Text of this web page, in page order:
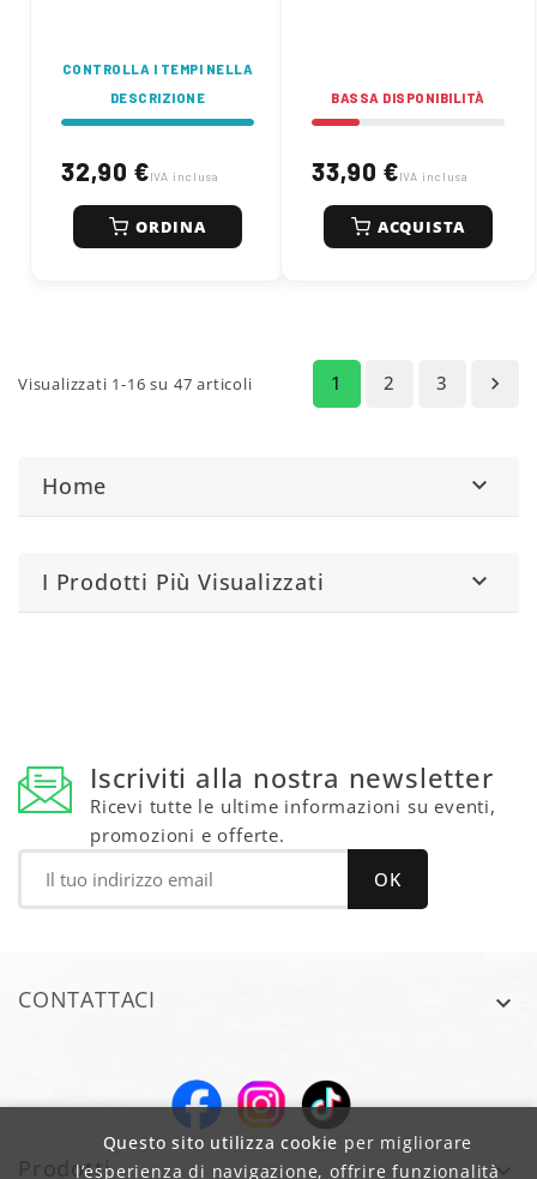
CONTROLLA I TEMPI NELLA
DESCRIZIONE
32,90 €IVA inclusa
ORDINA
BASSA DISPONIBILITÀ
33,90 €IVA inclusa
ACQUISTA
Visualizzati 1-16 su 47 articoli 1 2 3 
Home 
I Prodotti Più Visualizzati 
Iscriviti alla nostra newsletter
Ricevi tutte le ultime informazioni su eventi,
promozioni e offerte.
CONTATTACI 
Prodotti 
Questo sito utilizza cookie per migliorare
l’esperienza di navigazione, offrire funzionalità